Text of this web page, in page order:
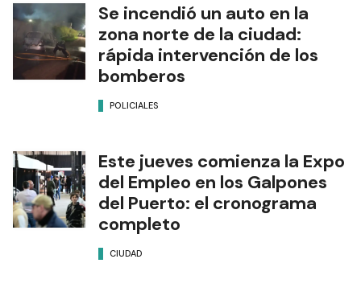
Se incendió un auto en la
zona norte de la ciudad:
rápida intervención de los
bomberos
POLICIALES
Este jueves comienza la Expo
del Empleo en los Galpones
del Puerto: el cronograma
completo
CIUDAD